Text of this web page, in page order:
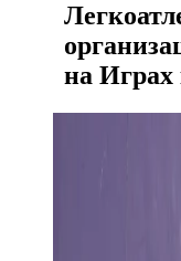
на Играх